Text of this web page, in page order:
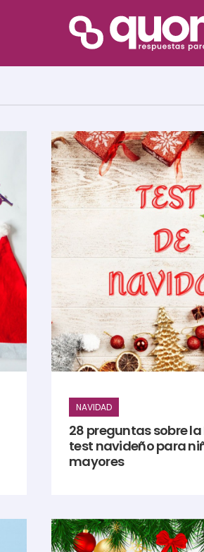
NAVIDAD
28 preguntas sobre
test navideño para
mayores